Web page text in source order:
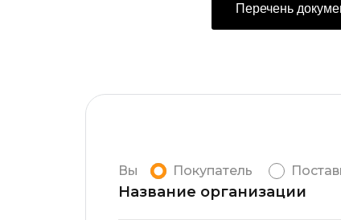
Перечень
Вы Покупатель
Название организации